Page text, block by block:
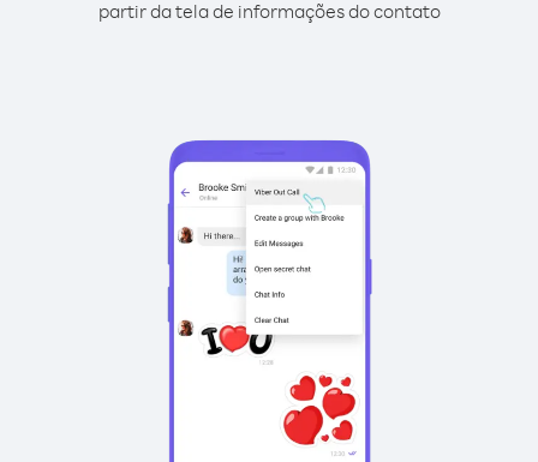
partir da tela de informações do contato